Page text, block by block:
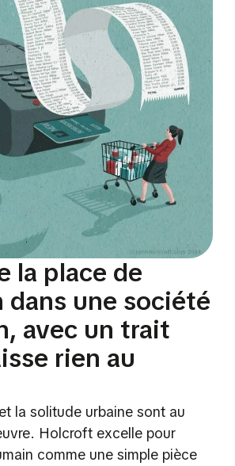
la place de
dans une société
avec un trait
rien au
la solitude urbaine sont au
Holcroft excelle pour
comme une simple pièce